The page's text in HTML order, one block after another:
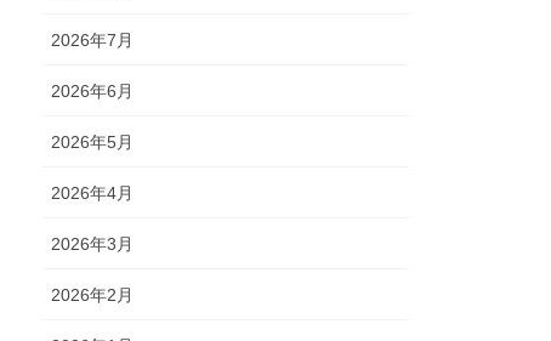
2026年7月
2026年6月
2026年5月
2026年4月
2026年3月
2026年2月